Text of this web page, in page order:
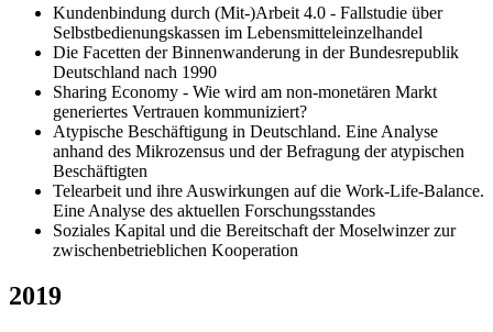
Kundenbindung durch (Mit-)Arbeit 4.0 - Fallstudie über
Selbstbedienungskassen im Lebensmitteleinzelhandel
Die Facetten der Binnenwanderung in der Bundesrepublik
Deutschland nach 1990
Sharing Economy - Wie wird am non-monetären Markt
generiertes Vertrauen kommuniziert?
Atypische Beschäftigung in Deutschland. Eine Analyse
anhand des Mikrozensus und der Befragung der atypischen
Beschäftigten
Telearbeit und ihre Auswirkungen auf die Work-Life-Balance.
Eine Analyse des aktuellen Forschungsstandes
Soziales Kapital und die Bereitschaft der Moselwinzer zur
zwischenbetrieblichen Kooperation
2019